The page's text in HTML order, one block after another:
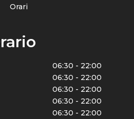
Orari
06:30 - 22:00
06:30 - 22:00
06:30 - 22:00
06:30 - 22:00
06:30 - 22:00